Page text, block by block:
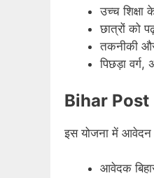
उच्च शिक्षा
छात्रों को
तकनीकी और
पिछड़ा
Bihar Post
इस योजना में आवेदन
आवेदक